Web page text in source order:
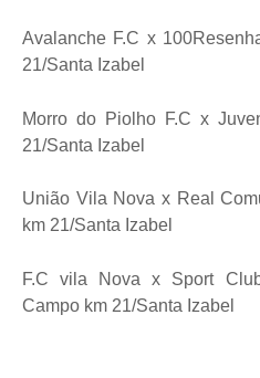
Avalanche F.C x
21/Santa Izabel
Morro do Piolho F.C x
21/Santa Izabel
União Vila Nova x Real
km 21/Santa Izabel
F.C vila Nova x Sport
Campo km 21/Santa Izabel